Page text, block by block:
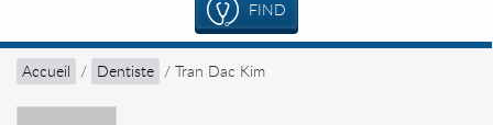
FIND
Accueil / Dentiste / Tran Dac Kim